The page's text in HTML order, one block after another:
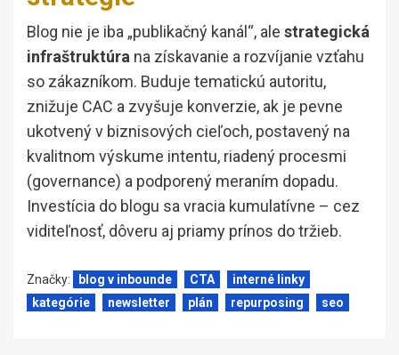
Blog nie je iba „publikačný kanál“, ale strategická
infraštruktúra na získavanie a rozvíjanie vzťahu
so zákazníkom. Buduje tematickú autoritu,
znižuje CAC a zvyšuje konverzie, ak je pevne
ukotvený v biznisových cieľoch, postavený na
kvalitnom výskume intentu, riadený procesmi
(governance) a podporený meraním dopadu.
Investícia do blogu sa vracia kumulatívne – cez
viditeľnosť, dôveru aj priamy prínos do tržieb.
Značky: blog v inbounde CTA
interné linky
kategórie
newsletter plán repurposing seo